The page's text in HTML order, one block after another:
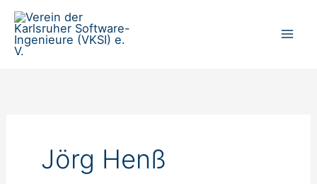
Zum
Inhalt
springen
Jörg Henß